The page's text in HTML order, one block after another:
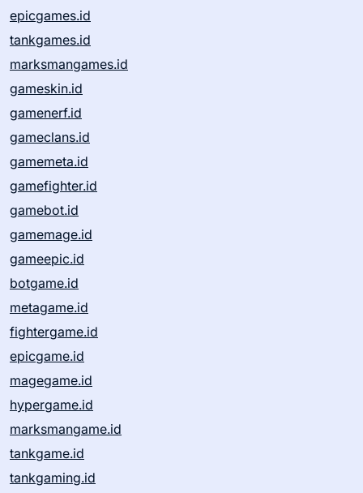
epicgames.id
tankgames.id
marksmangames.id
gameskin.id
gamenerf.id
gameclans.id
gamemeta.id
gamefighter.id
gamebot.id
gamemage.id
gameepic.id
botgame.id
metagame.id
fightergame.id
epicgame.id
magegame.id
hypergame.id
marksmangame.id
tankgame.id
tankgaming.id